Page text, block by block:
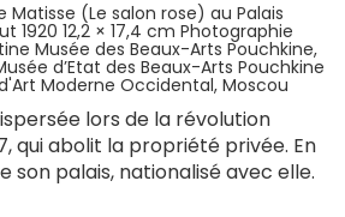
Matisse (Le salon rose) au Palais
1920 12,2 × 17,4 cm Photographie
Musée des Beaux-Arts Pouchkine,
d’Etat des Beaux-Arts Pouchkine
Moderne Occidental, Moscou
lors de la révolution
qui abolit la propriété privée. En
son palais, nationalisé avec elle.